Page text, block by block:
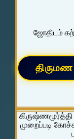
ஜோதிடம்
முறைப்படி